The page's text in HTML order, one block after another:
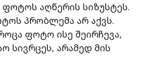
აღწერის სიზუსტეს.
პრობლემა არ აქვს.
ფოტო ისე შეირჩევა,
სივრცეს, არამედ მის